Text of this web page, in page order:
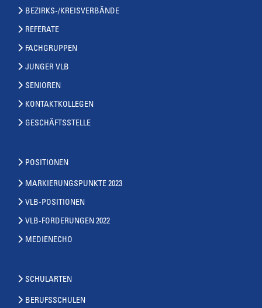
BEZIRKS-/KREISVERBÄNDE
REFERATE
FACHGRUPPEN
JUNGER VLB
SENIOREN
KONTAKTKOLLEGEN
GESCHÄFTSSTELLE
POSITIONEN
MARKIERUNGSPUNKTE 2023
VLB-POSITIONEN
VLB-FORDERUNGEN 2022
MEDIENECHO
SCHULARTEN
BERUFSSCHULEN